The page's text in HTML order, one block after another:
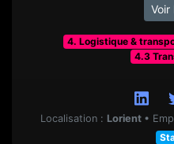
Voir
4. Logistique &
4.3
Localisation : Lorient •